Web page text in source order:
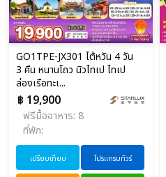
GO1TPE-JX301 ไต้หวัน 4 วัน
3 คืน หนานโถว นิวไทเป ไทเป
ล่องเรือทะเ...
฿ 19,900
ฟรีมื้ออาหาร: 8
ที่พัก:
เปรียบเทียบ โปรแกรมทัวร์